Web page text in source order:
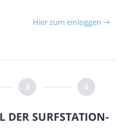
Hier zum einloggen
DER SURFSTATION-